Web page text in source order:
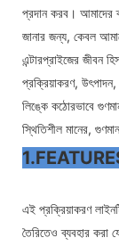
প্রদান করব। আমাদের
জানার জন্য, কেবল
এন্টারপ্রাইজের জীবন
প্রক্রিয়াকরণ, উৎপাদন,
লিঙ্কে কঠোরভাবে
স্থিতিশীল মানের,
এই প্রক্রিয়াকরণ
তৈরিতেও ব্যবহার করা